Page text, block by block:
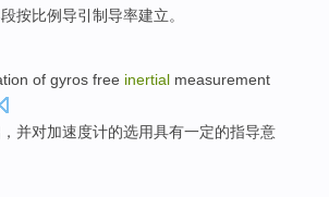
段按比例导引制导率建立。
of gyros free inertial measurement
， 并对加速度计的选用具有一定的指导意